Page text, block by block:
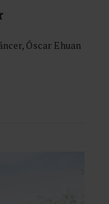
Óscar Ehuan